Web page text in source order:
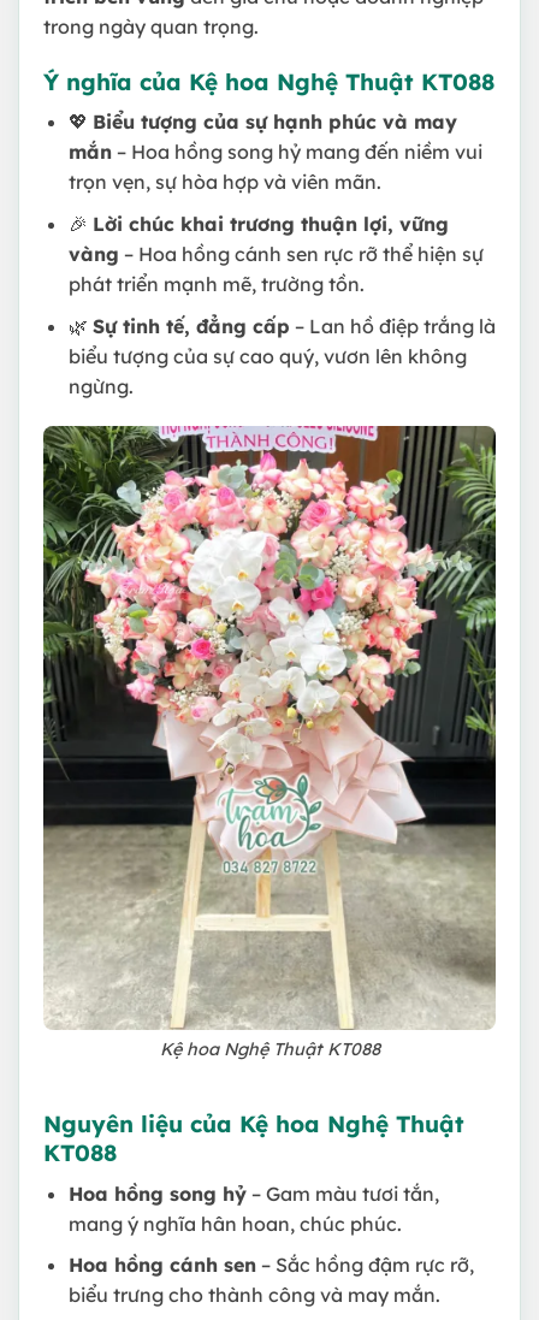
trong ngày quan trọng.
Ý nghĩa của Kệ hoa Nghệ Thuật KT088
💖 Biểu tượng của sự hạnh phúc và may
mắn– Hoa hồng song hỷ mang đến niềm vui
trọn vẹn, sự hòa hợp và viên mãn.
🎉 Lời chúc khai trương thuận lợi, vững
vàng – Hoa hồng cánh sen rực rỡ thể hiện sự
phát triển mạnh mẽ, trường tồn.
🌿 Sự tinh tế, đẳng cấp – Lan hồ điệp trắng là
biểu tượng của sự cao quý, vươn lên không
ngừng.
Kệ hoa Nghệ Thuật KT088
Nguyên liệu của Kệ hoa Nghệ Thuật
KT088
Hoa hồng song hỷ– Gam màu tươi tắn,
mang ý nghĩa hân hoan, chúc phúc.
Hoa hồng cánh sen– Sắc hồng đậm rực rỡ,
biểu trưng cho thành công và may mắn.